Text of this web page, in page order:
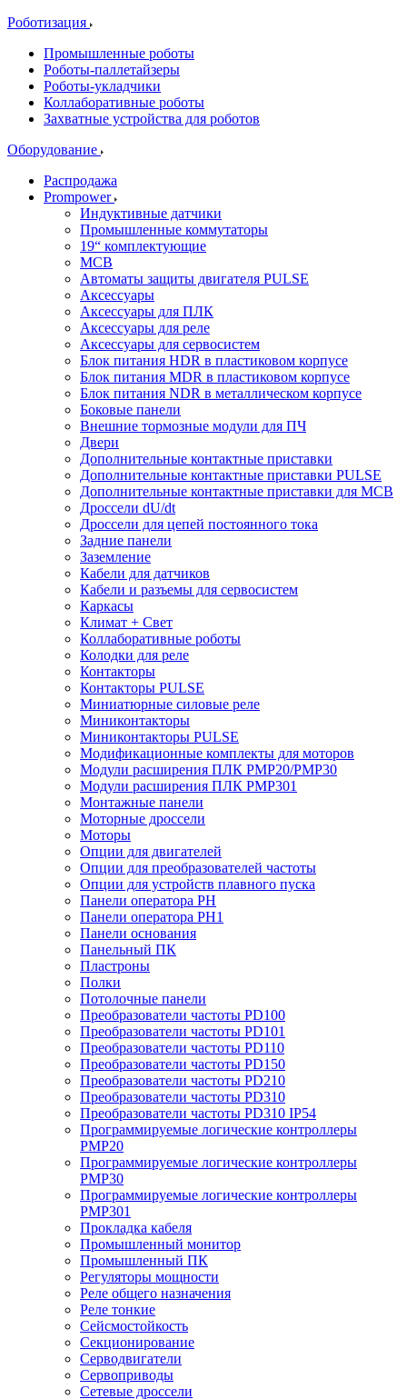
Роботизация
Промышленные роботы
Роботы-паллетайзеры
Роботы-укладчики
Коллаборативные роботы
Захватные устройства для роботов
Оборудование
Распродажа
Prompower
Индуктивные датчики
Промышленные коммутаторы
19“ комплектующие
MCB
Автоматы защиты двигателя PULSE
Аксессуары
Аксессуары для ПЛК
Аксессуары для реле
Аксессуары для сервосистем
Блок питания HDR в пластиковом корпусе
Блок питания MDR в пластиковом корпусе
Блок питания NDR в металлическом корпусе
Боковые панели
Внешние тормозные модули для ПЧ
Двери
Дополнительные контактные приставки
Дополнительные контактные приставки PULSE
Дополнительные контактные приставки для MCB
Дроссели dU/dt
Дроссели для цепей постоянного тока
Задние панели
Заземление
Кабели для датчиков
Кабели и разъемы для сервосистем
Каркасы
Климат + Свет
Коллаборативные роботы
Колодки для реле
Контакторы
Контакторы PULSE
Миниатюрные силовые реле
Миниконтакторы
Миниконтакторы PULSE
Модификационные комплекты для моторов
Модули расширения ПЛК PMP20/PMP30
Модули расширения ПЛК PMP301
Монтажные панели
Моторные дроссели
Моторы
Опции для двигателей
Опции для преобразователей частоты
Опции для устройств плавного пуска
Панели оператора PH
Панели оператора PH1
Панели основания
Панельный ПК
Пластроны
Полки
Потолочные панели
Преобразователи частоты PD100
Преобразователи частоты PD101
Преобразователи частоты PD110
Преобразователи частоты PD150
Преобразователи частоты PD210
Преобразователи частоты PD310
Преобразователи частоты PD310 IP54
Программируемые логические контроллеры
PMP20
Программируемые логические контроллеры
PMP30
Программируемые логические контроллеры
PMP301
Прокладка кабеля
Промышленный монитор
Промышленный ПК
Регуляторы мощности
Реле общего назначения
Реле тонкие
Сейсмостойкость
Секционирование
Серводвигатели
Сервоприводы
Сетевые дроссели